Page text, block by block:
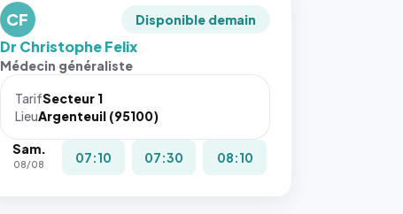
CF Disponible demain
Dr Christophe Felix
Médecin généraliste
TarifSecteur 1
LieuArgenteuil (95100)
Sam.
08/08 07:10 07:30 08:10